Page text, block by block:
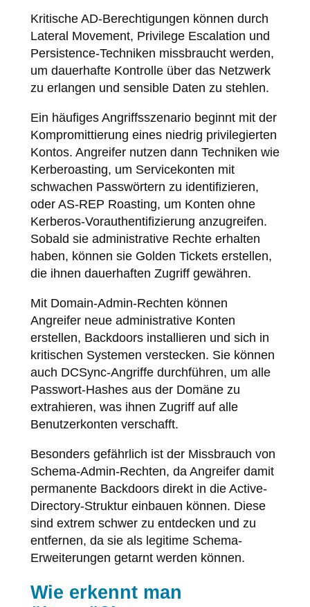
Kritische AD-Berechtigungen können durch
Lateral Movement, Privilege Escalation und
Persistence-Techniken missbraucht werden,
um dauerhafte Kontrolle über das Netzwerk
zu erlangen und sensible Daten zu stehlen.
Ein häufiges Angriffsszenario beginnt mit der
Kompromittierung eines niedrig privilegierten
Kontos. Angreifer nutzen dann Techniken wie
Kerberoasting, um Servicekonten mit
schwachen Passwörtern zu identifizieren,
oder AS-REP Roasting, um Konten ohne
Kerberos-Vorauthentifizierung anzugreifen.
Sobald sie administrative Rechte erhalten
haben, können sie Golden Tickets erstellen,
die ihnen dauerhaften Zugriff gewähren.
Mit Domain-Admin-Rechten können
Angreifer neue administrative Konten
erstellen, Backdoors installieren und sich in
kritischen Systemen verstecken. Sie können
auch DCSync-Angriffe durchführen, um alle
Passwort-Hashes aus der Domäne zu
extrahieren, was ihnen Zugriff auf alle
Benutzerkonten verschafft.
Besonders gefährlich ist der Missbrauch von
Schema-Admin-Rechten, da Angreifer damit
permanente Backdoors direkt in die Active-
Directory-Struktur einbauen können. Diese
sind extrem schwer zu entdecken und zu
entfernen, da sie als legitime Schema-
Erweiterungen getarnt werden können.
Wie erkennt man